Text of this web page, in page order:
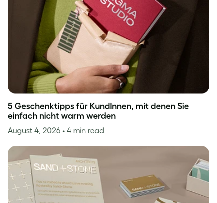
5 Geschenktipps für KundInnen, mit denen Sie
einfach nicht warm werden
August 4, 2026 • 4 min read